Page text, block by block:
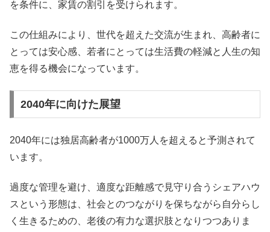
を条件に、家賃の割引を受けられます。
この仕組みにより、世代を超えた交流が生まれ、高齢者に
とっては安心感、若者にとっては生活費の軽減と人生の知
恵を得る機会になっています。
2040年に向けた展望
2040年には独居高齢者が1000万人を超えると予測されて
います。
過度な管理を避け、適度な距離感で見守り合うシェアハウ
スという形態は、社会とのつながりを保ちながら自分らし
く生きるための、老後の有力な選択肢となりつつありま